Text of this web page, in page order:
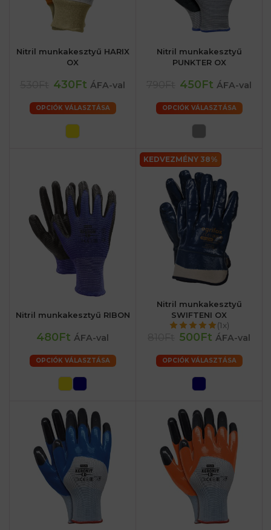
Nitril munkakesztyű HARIX
OX
430Ft ÁFA-val
OPCIÓK VÁLASZTÁSA
Nitril munkakesztyű
PUNKTER OX
450Ft ÁFA-val
OPCIÓK VÁLASZTÁSA
Nitril munkakesztyű RIBON
480Ft ÁFA-val
OPCIÓK VÁLASZTÁSA
KEDVEZMÉNY 38%
Nitril munkakesztyű
SWIFTENI OX
(1x)
500Ft ÁFA-val
OPCIÓK VÁLASZTÁSA